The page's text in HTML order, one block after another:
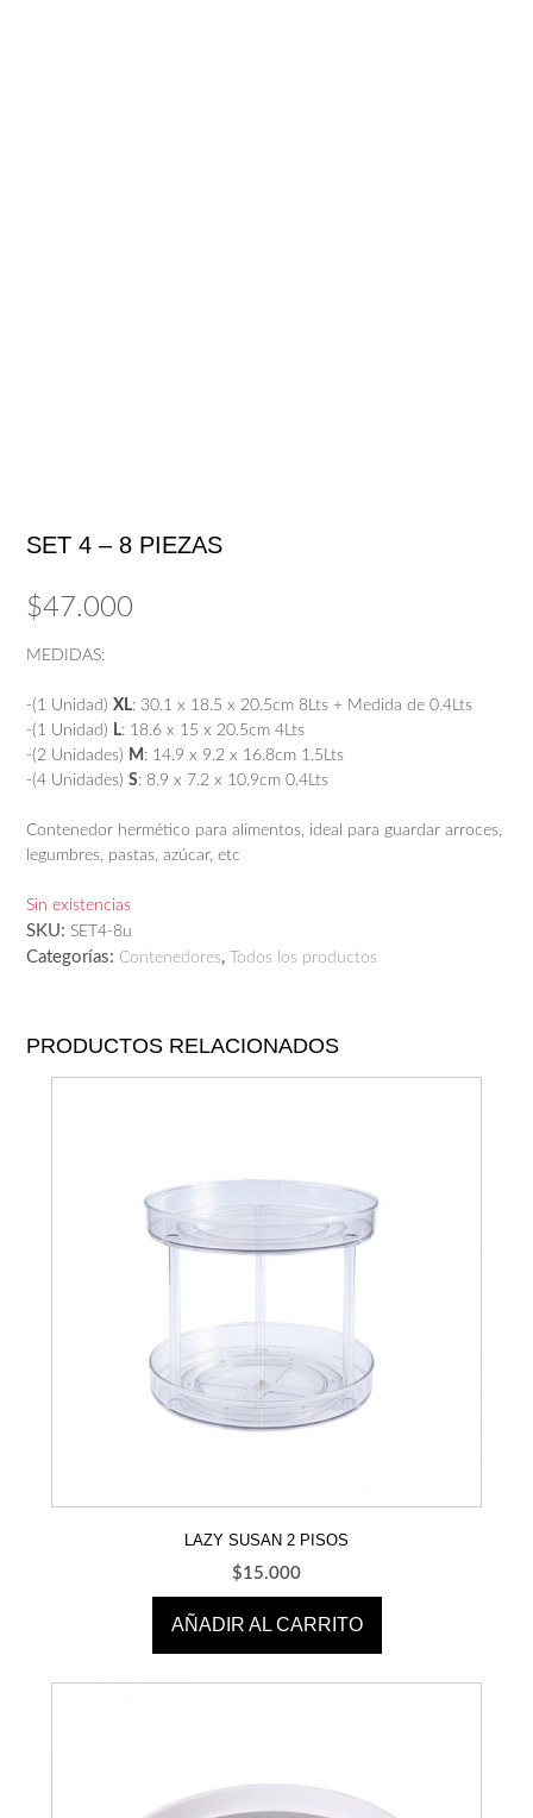
SET 4 – 8 PIEZAS
$47.000
MEDIDAS:
-(1 Unidad) XL: 30.1 x 18.5 x 20.5cm 8Lts + Medida de 0.4Lts
-(1 Unidad) L: 18.6 x 15 x 20.5cm 4Lts
-(2 Unidades) M : 14.9 x 9.2 x 16.8cm 1.5Lts
-(4 Unidades) S: 8.9 x 7.2 x 10.9cm 0.4Lts
Contenedor hermético para alimentos, ideal para guardar arroces,
legumbres, pastas, azúcar, etc
Sin existencias
SKU: SET4-8u
Categorías: Contenedores, Todos los productos
PRODUCTOS RELACIONADOS
LAZY SUSAN 2 PISOS
$15.000
AÑADIR AL CARRITO